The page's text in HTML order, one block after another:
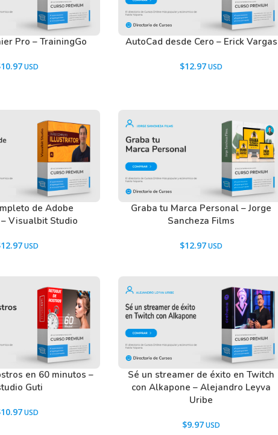
Pro – TrainingGo
10.97
AutoCad desde Cero – Erick Vargas
$12.97
de Adobe
Visualbit Studio
12.97
Graba tu Marca Personal – Jorge
Sancheza Films
$12.97
en 60 minutos –
Guti
10.97
Sé un streamer de éxito en Twitch
con Alkapone – Alejandro Leyva
Uribe
$9.97